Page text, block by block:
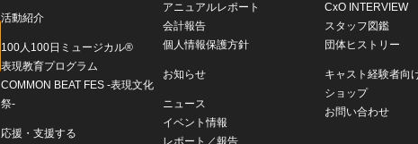
活動紹介
100人100日ミュージカル®
表現教育プログラム
COMMON BEAT FES -表現文化
祭-
応援・支援する
アニュアルレポート
会計報告
個人情報保護方針
お知らせ
ニュース
イベント情報
レポート／報告
CxO INTERVIEW
スタッフ図鑑
団体ヒストリー
キャスト経験者向
ショップ
お問い合わせ